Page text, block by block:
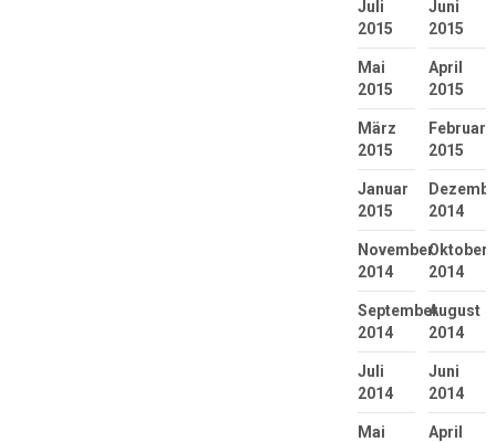
Juli
2015
Juni
2015
Mai
2015
April
2015
März
2015
Februar
2015
Januar
2015
2014
November
2014
Oktober
2014
September
2014
August
2014
Juli
2014
Juni
2014
Mai
April